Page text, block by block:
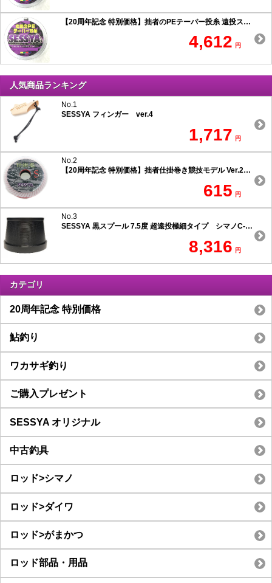
【20周年記念 特別価格】拙者のPEテーパー投糸 遠投スペシャル 0.5号以下
4,612 円
人気商品ランキング
No.1
SESSYA フィンガー ver.4
1,717 円
No.2
【20周年記念 特別価格】拙者仕掛巻き競技モデル Ver.2 スリムタイプ
615 円
No.3
SESSYA 黒スプール 7.5度 超遠投極細タイプ シマノC-1用
8,316 円
カテゴリ
20周年記念 特別価格
鮎釣り
ワカサギ釣り
ご購入プレゼント
SESSYA オリジナル
中古釣具
ロッド>シマノ
ロッド>ダイワ
ロッド>がまかつ
ロッド部品・用品